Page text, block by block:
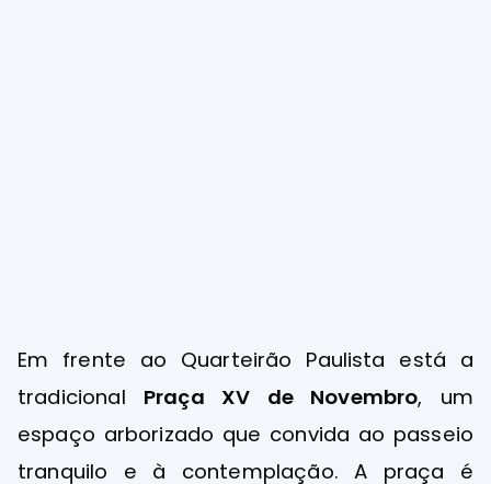
Em frente ao Quarteirão Paulista está a
tradicional Praça XV de Novembro, um
espaço arborizado que convida ao passeio
tranquilo e à contemplação. A praça é